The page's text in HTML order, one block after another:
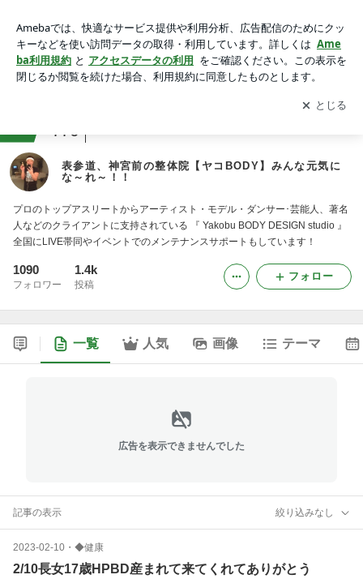
～！！
アプリをダウンロードして ブログの更新通知
を受け取りまし
ょう。
開く
776
表参道、神宮前の整体院【ヤコBODY】みんな元気に
な～れ～！！
プロのトップアスリートからアーティスト・モデル・ダンサー･芸能人、著名
人などのクライアントに支持されている 『 Yakobu BODY DESIGN studio 』
全国にLIVE帯同やイベントでのメンテナンスサポートもしています！
1090
フォロワー
1.4k
投稿
フォロー
一覧 人気 画像 テーマ
広告を表示できませんでした
記事の表示 絞り込みなし
2023-02-10 ・ ◆健康
2/10長女17歳HPBD産まれて来てくれてありがとう